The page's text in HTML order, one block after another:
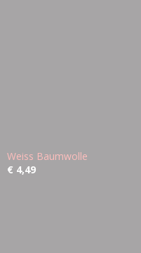
Weiss Baumwolle
€ 4,49